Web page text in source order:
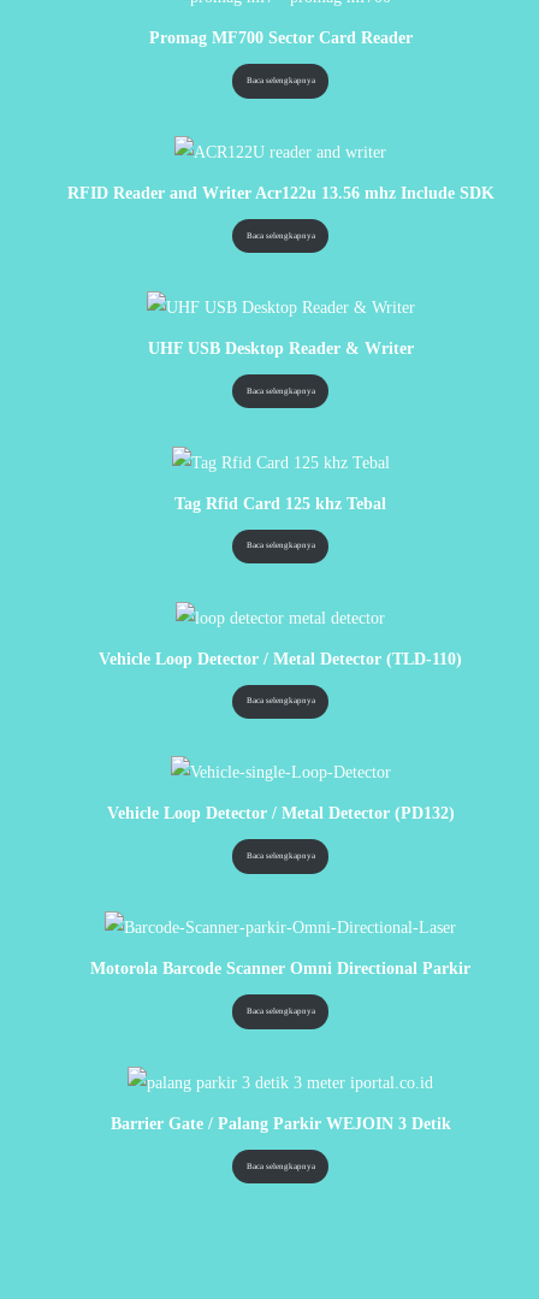
Promag MF700 Sector Card Reader
Baca selengkapnya
RFID Reader and Writer Acr122u 13.56 mhz Include SDK
Baca selengkapnya
UHF USB Desktop Reader & Writer
Baca selengkapnya
Tag Rfid Card 125 khz Tebal
Baca selengkapnya
Vehicle Loop Detector / Metal Detector (TLD-110)
Baca selengkapnya
Vehicle Loop Detector / Metal Detector (PD132)
Baca selengkapnya
Motorola Barcode Scanner Omni Directional Parkir
Baca selengkapnya
Barrier Gate / Palang Parkir WEJOIN 3 Detik
Baca selengkapnya